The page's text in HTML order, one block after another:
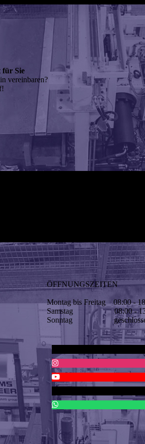
für Sie
vereinbaren?
ÖFFNUNGSZEITEN
Montag bis Freitag 08:00 -
Samstag 08:00 -
Sonntag